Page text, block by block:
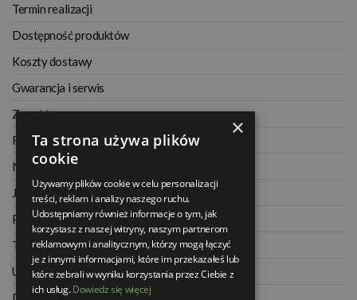
Termin realizacji
Dostępność produktów
Koszty dostawy
Gwarancja i serwis
Zwrot towaru
Regulamin
Najczęściej zadawane pytania
Jak kupować na raty
Polityka prywatności
Twoje zamówienia
Ustawienia konta
×
Ta strona używa plików
cookie
Używamy plików cookie w celu personalizacji
treści, reklam i analizy naszego ruchu.
Udostępniamy również informacje o tym, jak
korzystasz z naszej witryny, naszym partnerom
reklamowym i analitycznym, którzy mogą łączyć
je z innymi informacjami, które im przekazałeś lub
które zebrali w wyniku korzystania przez Ciebie z
ich usług.Dowiedz się więcej